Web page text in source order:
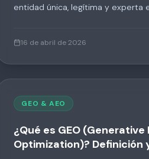
entidad única, legítima y experta
días para construirla en 2026.
16 de abril de 2026
GEO & AEO
¿Qué es GEO (Generative
Optimization)? Definición